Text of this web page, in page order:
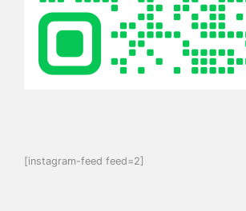
[instagram-feed feed=2]